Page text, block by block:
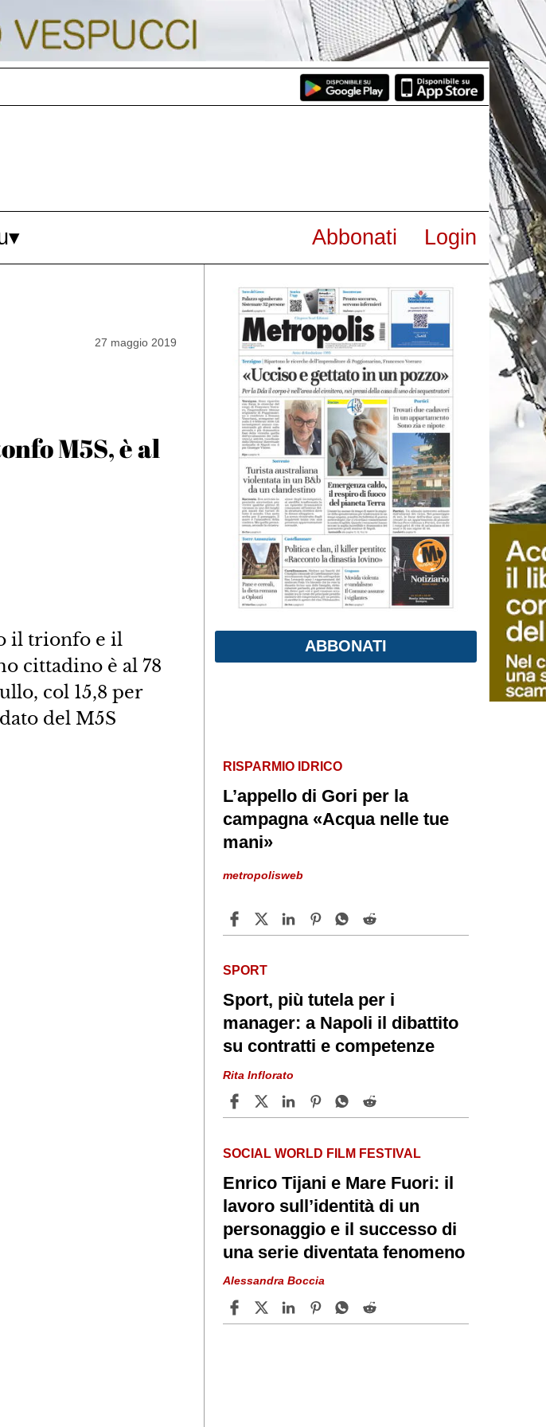
Abbonati Login
27 maggio 2019
M5S, è al
il trionfo e il
cittadino è al 78
col 15,8 per
del M5S
ABBONATI
RISPARMIO IDRICO
L’appello di Gori per la
campagna «Acqua nelle tue
mani»
metropolisweb
SPORT
Sport, più tutela per i
manager: a Napoli il dibattito
su contratti e competenze
Rita Inflorato
SOCIAL WORLD FILM FESTIVAL
Enrico Tijani e Mare Fuori: il
lavoro sull’identità di un
personaggio e il successo di
una serie diventata fenomeno
Alessandra Boccia